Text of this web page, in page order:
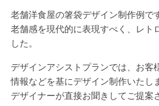
老舗洋食屋の箸袋デザイン制作例で
老舗感を現代的に表現すべく、レト
した。
デザインアシストプランでは、お
情報などを基にデザイン制作いたし
デザイナーが直接お聞きしてご提案